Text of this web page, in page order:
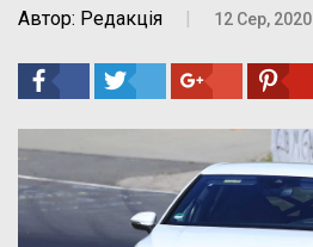
Автор: Редакція | 12 Сер, 2020